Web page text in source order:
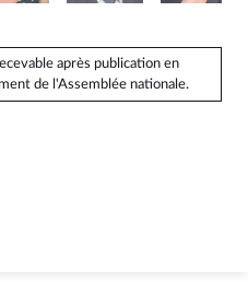
après publication en
de l'Assemblée nationale.